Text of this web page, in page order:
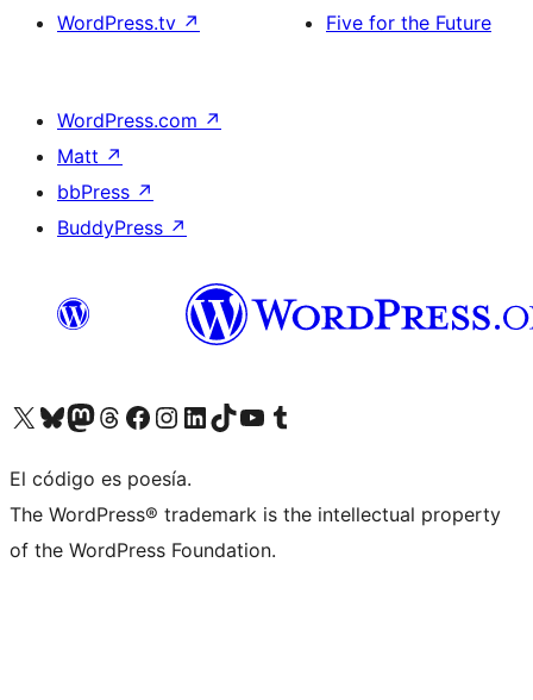
WordPress.tv ↗
Five for the Future
WordPress.com ↗
Matt ↗
bbPress ↗
BuddyPress ↗
Visitá nuestra cuenta de X (anteriormente Twitter)
Visitá nuestra cuenta de Bluesky
Visitá nuestra cuenta de Mastodon
Visitá nuestra cuenta de Threads
Visitá nuestra página de Facebook
Visitá nuestra cuenta de Instagram
Visitá nuestra cuenta de LinkedIn
Visitá nuestra cuenta de TikTok
Visitá nuestro canal de YouTube
Visitá nuestra cuenta de Tumblr
El código es poesía.
The WordPress® trademark is the intellectual property
of the WordPress Foundation.